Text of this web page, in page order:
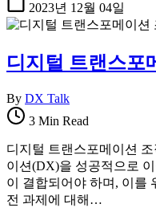
2023년 12월 04일
디지털 트랜스포
By DX Talk
3 Min Read
디지털 트랜스포메이션
이션(DX)을 성공적으로
이 결합되어야 하며, 이를
전 과제에 대해…